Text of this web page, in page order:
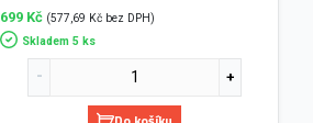
699 Kč (577,69 Kč bez DPH)
Skladem 5 ks